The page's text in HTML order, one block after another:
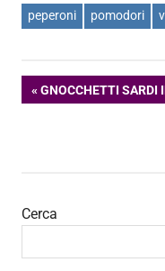
peperoni pomodori
Navigazione
ARTICOLO
GNOCCHETTI SARDI
Cerca